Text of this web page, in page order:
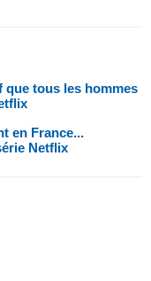
tous les hommes
en France...
Netflix